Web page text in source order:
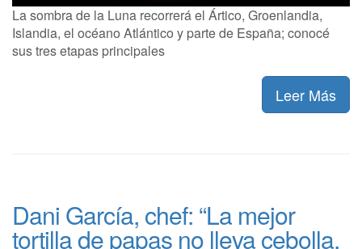
La sombra de la Luna recorrerá el Ártico, Groenlandia,
Islandia, el océano Atlántico y parte de España; conocé
sus tres etapas principales
Leer Más
Dani García, chef: “La mejor
tortilla de papas no lleva cebolla,